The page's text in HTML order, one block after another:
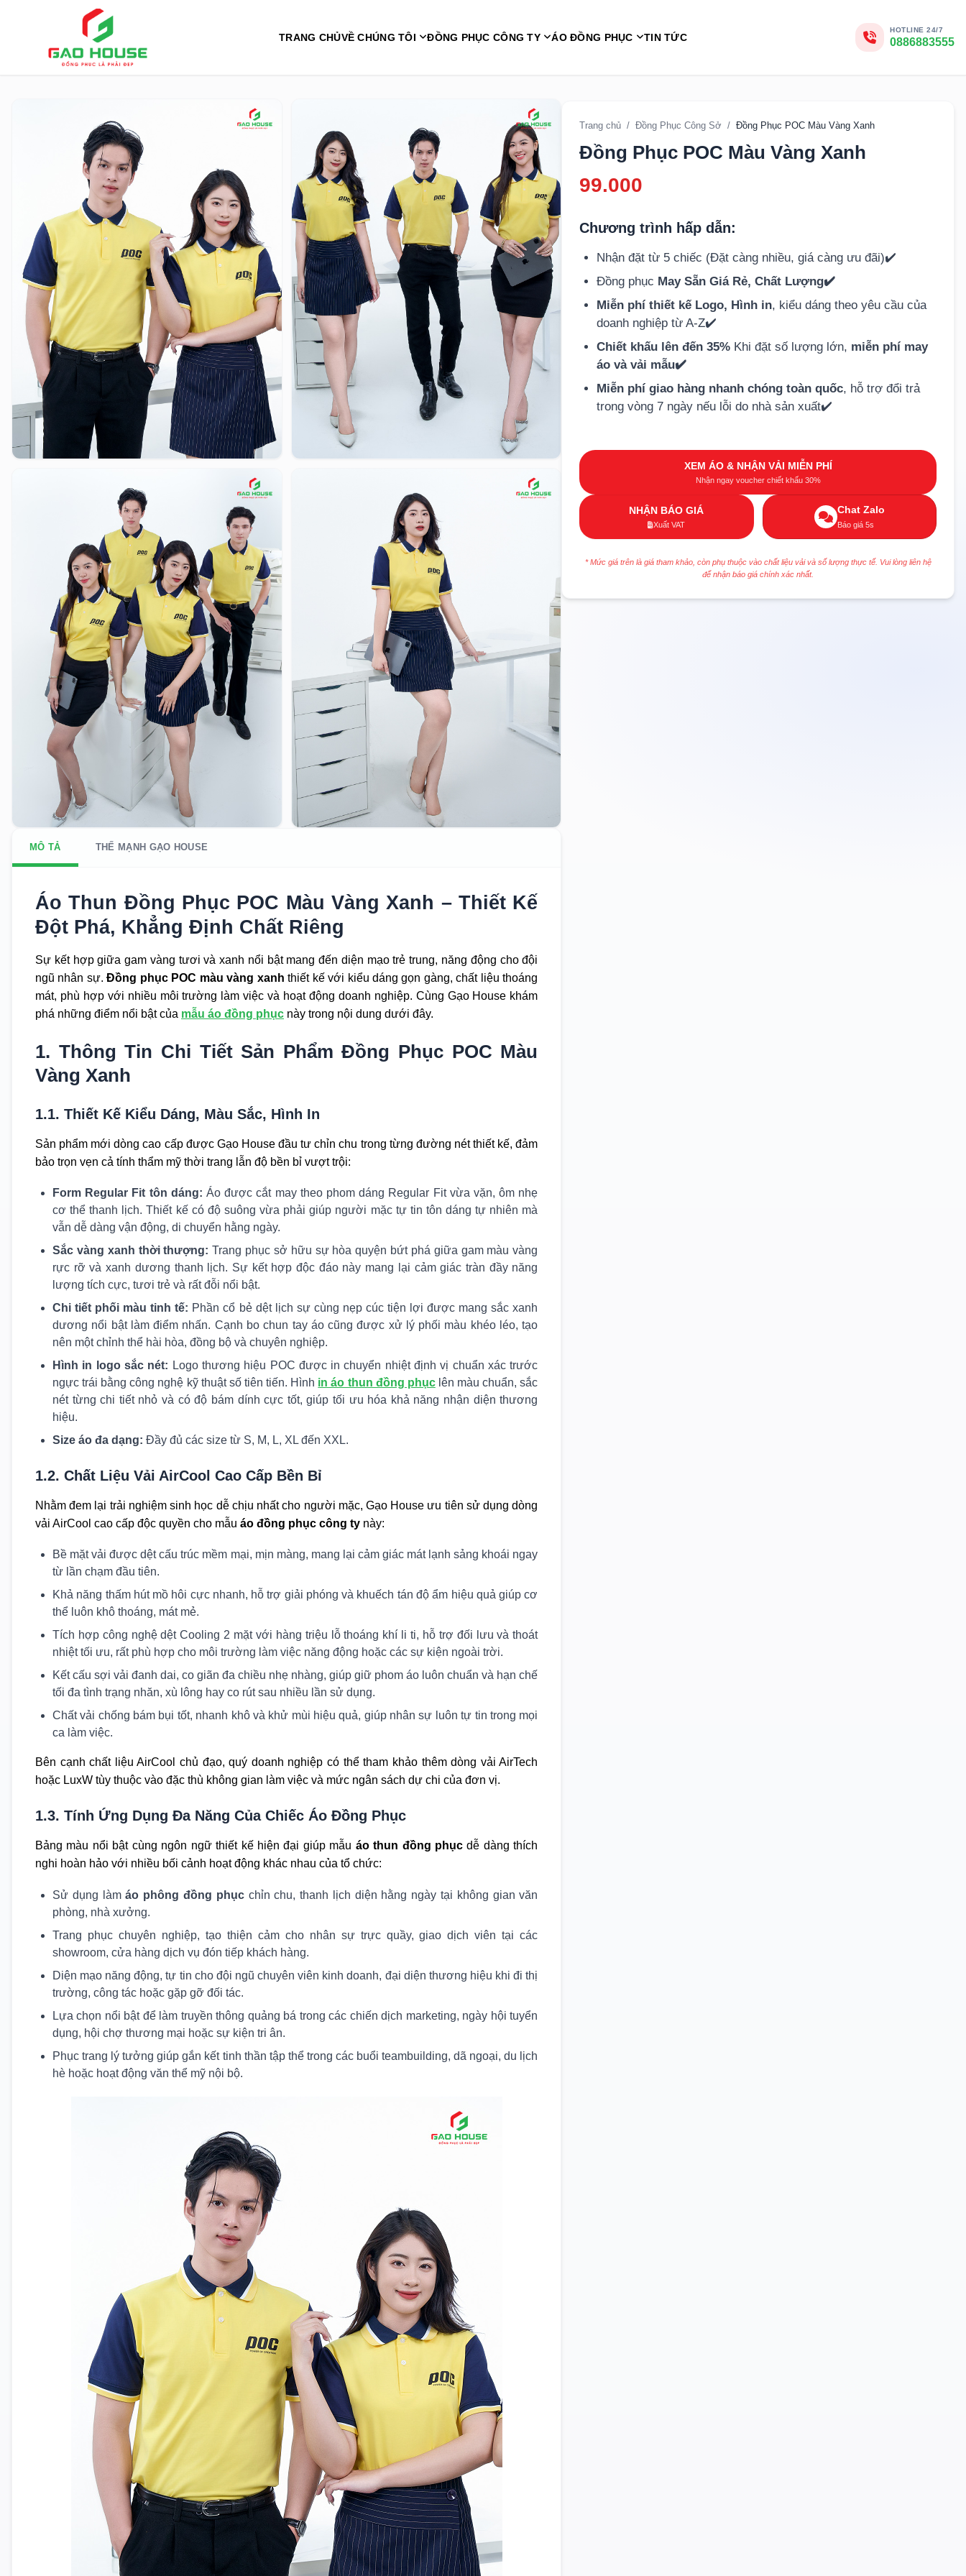
TRANG CHỦVỀ CHÚNG TÔI ĐỒNG PHỤC CÔNG TY ÁO ĐỒNG PHỤC TIN TỨC
HOTLINE 24/7
0886883555
MÔ TẢ THẾ MẠNH GẠO HOUSE
Áo Thun Đồng Phục POC Màu Vàng Xanh – Thiết Kế
Đột Phá, Khẳng Định Chất Riêng
Sự kết hợp giữa gam vàng tươi và xanh nổi bật mang đến diện mạo trẻ trung, năng động cho đội
ngũ nhân sự.Đồng phục POC màu vàng xanh thiết kế với kiểu dáng gọn gàng, chất liệu thoáng
mát, phù hợp với nhiều môi trường làm việc và hoạt động doanh nghiệp. Cùng Gạo House khám
phá những điểm nổi bật của mẫu áo đồng phục này trong nội dung dưới đây.
1. Thông Tin Chi Tiết Sản Phẩm Đồng Phục POC Màu
Vàng Xanh
1.1. Thiết Kế Kiểu Dáng, Màu Sắc, Hình In
Sản phẩm mới dòng cao cấp được Gạo House đầu tư chỉn chu trong từng đường nét thiết kế, đảm
bảo trọn vẹn cả tính thẩm mỹ thời trang lẫn độ bền bỉ vượt trội:
Form Regular Fit tôn dáng: Áo được cắt may theo phom dáng Regular Fit vừa vặn, ôm nhẹ
cơ thể thanh lịch. Thiết kế có độ suông vừa phải giúp người mặc tự tin tôn dáng tự nhiên mà
vẫn dễ dàng vận động, di chuyển hằng ngày.
Sắc vàng xanh thời thượng: Trang phục sở hữu sự hòa quyện bứt phá giữa gam màu vàng
rực rỡ và xanh dương thanh lịch. Sự kết hợp độc đáo này mang lại cảm giác tràn đầy năng
lượng tích cực, tươi trẻ và rất đỗi nổi bật.
Chi tiết phối màu tinh tế: Phần cổ bẻ dệt lịch sự cùng nẹp cúc tiện lợi được mang sắc xanh
dương nổi bật làm điểm nhấn. Cạnh bo chun tay áo cũng được xử lý phối màu khéo léo, tạo
nên một chỉnh thể hài hòa, đồng bộ và chuyên nghiệp.
Hình in logo sắc nét: Logo thương hiệu POC được in chuyển nhiệt định vị chuẩn xác trước
ngực trái bằng công nghệ kỹ thuật số tiên tiến. Hình in áo thun đồng phụclên màu chuẩn, sắc
nét từng chi tiết nhỏ và có độ bám dính cực tốt, giúp tối ưu hóa khả năng nhận diện thương
hiệu.
Size áo đa dạng: Đầy đủ các size từ S, M, L, XL đến XXL.
1.2. Chất Liệu Vải AirCool Cao Cấp Bền Bỉ
Nhằm đem lại trải nghiệm sinh học dễ chịu nhất cho người mặc, Gạo House ưu tiên sử dụng dòng
vải AirCool cao cấp độc quyền cho mẫu áo đồng phục công ty này:
Bề mặt vải được dệt cấu trúc mềm mại, mịn màng, mang lại cảm giác mát lạnh sảng khoái ngay
từ lần chạm đầu tiên.
Khả năng thấm hút mồ hôi cực nhanh, hỗ trợ giải phóng và khuếch tán độ ẩm hiệu quả giúp cơ
thể luôn khô thoáng, mát mẻ.
Tích hợp công nghệ dệt Cooling 2 mặt với hàng triệu lỗ thoáng khí li ti, hỗ trợ đối lưu và thoát
nhiệt tối ưu, rất phù hợp cho môi trường làm việc năng động hoặc các sự kiện ngoài trời.
Kết cấu sợi vải đanh dai, co giãn đa chiều nhẹ nhàng, giúp giữ phom áo luôn chuẩn và hạn chế
tối đa tình trạng nhăn, xù lông hay co rút sau nhiều lần sử dụng.
Chất vải chống bám bụi tốt, nhanh khô và khử mùi hiệu quả, giúp nhân sự luôn tự tin trong mọi
ca làm việc.
Bên cạnh chất liệu AirCool chủ đạo, quý doanh nghiệp có thể tham khảo thêm dòng vải AirTech
hoặc LuxW tùy thuộc vào đặc thù không gian làm việc và mức ngân sách dự chi của đơn vị.
1.3. Tính Ứng Dụng Đa Năng Của Chiếc Áo Đồng Phục
Bảng màu nổi bật cùng ngôn ngữ thiết kế hiện đại giúp mẫu áo thun đồng phục dễ dàng thích
nghi hoàn hảo với nhiều bối cảnh hoạt động khác nhau của tổ chức:
Sử dụng làmáo phông đồng phụcchỉn chu, thanh lịch diện hằng ngày tại không gian văn
phòng, nhà xưởng.
Trang phục chuyên nghiệp, tạo thiện cảm cho nhân sự trực quầy, giao dịch viên tại các
showroom, cửa hàng dịch vụ đón tiếp khách hàng.
Diện mạo năng động, tự tin cho đội ngũ chuyên viên kinh doanh, đại diện thương hiệu khi đi thị
trường, công tác hoặc gặp gỡ đối tác.
Lựa chọn nổi bật để làm truyền thông quảng bá trong các chiến dịch marketing, ngày hội tuyển
dụng, hội chợ thương mại hoặc sự kiện tri ân.
Phục trang lý tưởng giúp gắn kết tinh thần tập thể trong các buổi teambuilding, dã ngoại, du lịch
hè hoặc hoạt động văn thể mỹ nội bộ.
Trang chủ / Đồng Phục Công Sở / Đồng Phục POC Màu Vàng Xanh
Đồng Phục POC Màu Vàng Xanh
99.000
Chương trình hấp dẫn:
Nhận đặt từ 5 chiếc (Đặt càng nhiều, giá càng ưu đãi)✔️
Đồng phục May Sẵn Giá Rẻ, Chất Lượng✔️
Miễn phí thiết kế Logo, Hình in, kiểu dáng theo yêu cầu của
doanh nghiệp từ A-Z✔️
Chiết khấu lên đến 35% Khi đặt số lượng lớn, miễn phí may
áo và vải mẫu✔️
Miễn phí giao hàng nhanh chóng toàn quốc, hỗ trợ đổi trả
trong vòng 7 ngày nếu lỗi do nhà sản xuất✔️
XEM ÁO & NHẬN VẢI MIỄN PHÍ
Nhận ngay voucher chiết khấu 30%
NHẬN BÁO GIÁ
Xuất VAT
Chat Zalo
Báo giá 5s
* Mức giá trên là giá tham khảo, còn phụ thuộc vào chất liệu vải và số lượng thực tế. Vui lòng liên hệ
để nhận báo giá chính xác nhất.